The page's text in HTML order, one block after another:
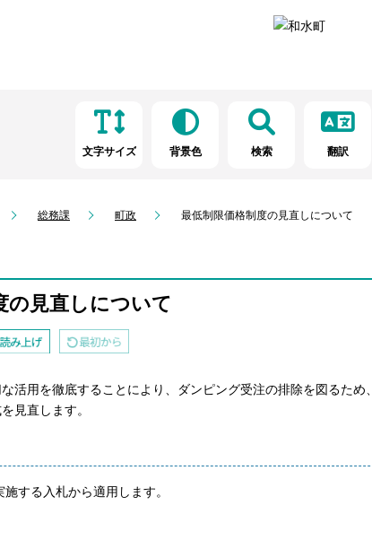
文字サイズ 背景色 検索 翻訳
総務課 町政 最低制限価格制度の見直しについて
の見直しについて
活用を徹底することにより、ダンピング受注の排除を図るた
見直します。
する入札から適用します。